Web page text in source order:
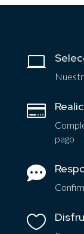


pago

